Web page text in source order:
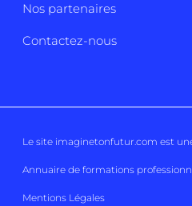
Nos partenaires
Contactez-nous
Le site imaginetonfutur.com est
Annuaire de formations
Mentions Légales